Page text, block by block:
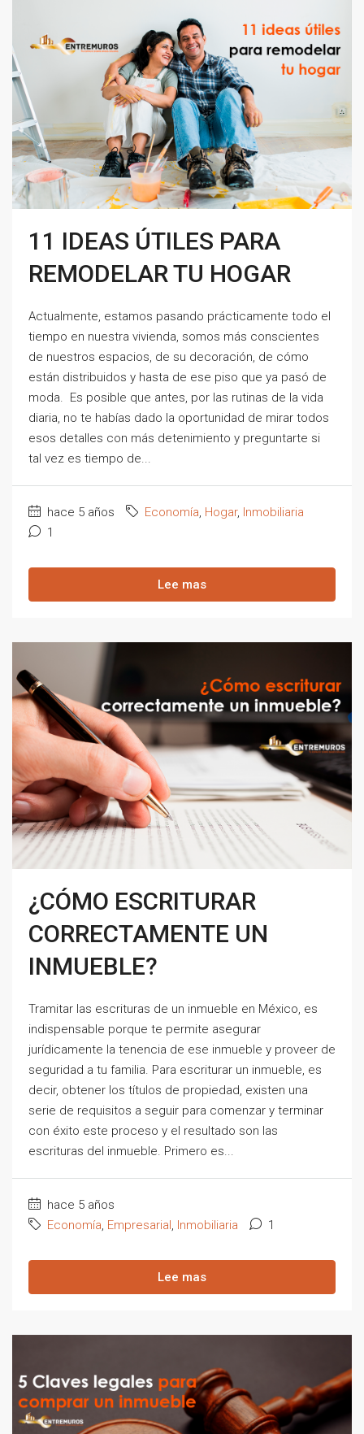
11 IDEAS ÚTILES PARA
REMODELAR TU HOGAR
Actualmente, estamos pasando prácticamente todo el
tiempo en nuestra vivienda, somos más conscientes
de nuestros espacios, de su decoración, de cómo
están distribuidos y hasta de ese piso que ya pasó de
moda. Es posible que antes, por las rutinas de la vida
diaria, no te habías dado la oportunidad de mirar todos
esos detalles con más detenimiento y preguntarte si
tal vez es tiempo de...
hace 5 años Economía, Hogar, Inmobiliaria
1
Lee mas
¿CÓMO ESCRITURAR
CORRECTAMENTE UN
INMUEBLE?
Tramitar las escrituras de un inmueble en México, es
indispensable porque te permite asegurar
jurídicamente la tenencia de ese inmueble y proveer de
seguridad a tu familia. Para escriturar un inmueble, es
decir, obtener los títulos de propiedad, existen una
serie de requisitos a seguir para comenzar y terminar
con éxito este proceso y el resultado son las
escrituras del inmueble. Primero es...
hace 5 años
Economía, Empresarial, Inmobiliaria 1
Lee mas